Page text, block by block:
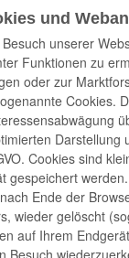
und
unserer
Funktionen zu
oder zur
Cookies.
Darstellung
Cookies sind
gespeichert
Ende der
wieder gelöscht
auf Ihrem
Besuch